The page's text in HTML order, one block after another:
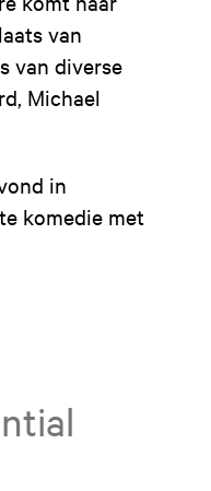
van
van diverse
Michael
in
komedie met